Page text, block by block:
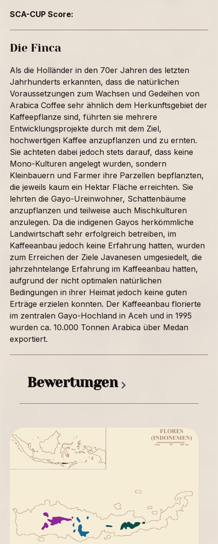
SCA-CUP Score:
Die Finca
Als die Holländer in den 70er Jahren des letzten
Jahrhunderts erkannten, dass die natürlichen
Voraussetzungen zum Wachsen und Gedeihen von
Arabica Coffee sehr ähnlich dem Herkunftsgebiet der
Kaffeepflanze sind, führten sie mehrere
Entwicklungsprojekte durch mit dem Ziel,
hochwertigen Kaffee anzupflanzen und zu ernten.
Sie achteten dabei jedoch stets darauf, dass keine
Mono-Kulturen angelegt wurden, sondern
Kleinbauern und Farmer ihre Parzellen bepflanzten,
die jeweils kaum ein Hektar Fläche erreichten. Sie
lehrten die Gayo-Ureinwohner, Schattenbäume
anzupflanzen und teilweise auch Mischkulturen
anzulegen. Da die indigenen Gayos herkömmliche
Landwirtschaft sehr erfolgreich betreiben, im
Kaffeeanbau jedoch keine Erfahrung hatten, wurden
zum Erreichen der Ziele Javanesen umgesiedelt, die
jahrzehntelange Erfahrung im Kaffeeanbau hatten,
aufgrund der nicht optimalen natürlichen
Bedingungen in ihrer Heimat jedoch keine guten
Erträge erzielen konnten. Der Kaffeeanbau florierte
im zentralen Gayo-Hochland in Aceh und in 1995
wurden ca. 10.000 Tonnen Arabica über Medan
exportiert.
Bewertungen